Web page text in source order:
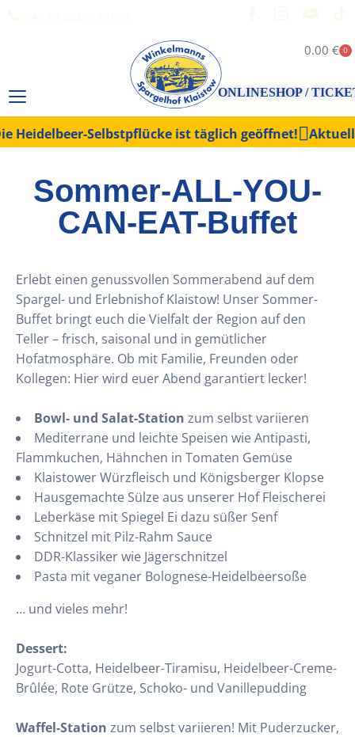
0.00 € 0
ONLINESHOP /
Heidelbeer-Selbstpflücke ist täglich geöffnet!
Sommer-ALL-YOU-
CAN-EAT-Buffet
Erlebt einen genussvollen Sommerabend auf dem
Spargel- und Erlebnishof Klaistow! Unser Sommer-
Buffet bringt euch die Vielfalt der Region auf den
Teller – frisch, saisonal und in gemütlicher
Hofatmosphäre. Ob mit Familie, Freunden oder
Kollegen: Hier wird euer Abend garantiert lecker!
Bowl- und Salat-Station zum selbst variieren
Mediterrane und leichte Speisen wie Antipasti,
Flammkuchen, Hähnchen in Tomaten Gemüse
Klaistower Würzfleisch und Königsberger Klopse
Hausgemachte Sülze aus unserer Hof Fleischerei
Leberkäse mit Spiegel Ei dazu süßer Senf
Schnitzel mit Pilz-Rahm Sauce
DDR-Klassiker wie Jägerschnitzel
Pasta mit veganer Bolognese-Heidelbeersoße
… und vieles mehr!
Dessert:
Jogurt-Cotta, Heidelbeer-Tiramisu, Heidelbeer-Creme-
Brûlée, Rote Grütze, Schoko- und Vanillepudding
Waffel-Station zum selbst variieren! Mit Puderzucker,